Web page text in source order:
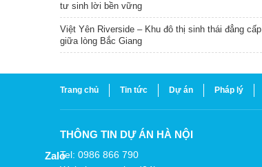
tư sinh lời bền vững
Việt Yên Riverside – Khu đô thị sinh thái đẳng cấp
giữa lòng Bắc Giang
Trang chủ Tin tức Dự án Pháp lý
THÔNG TIN DỰ ÁN HÀ NỘI
Tel: 0986 866 790
Zalo